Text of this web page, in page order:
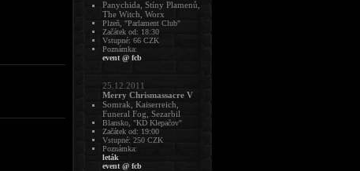
Panychida, Stíny Plamenů,
The Witch, Worx
Plzeň, "Parlament Club"
Začátek od: 18:30
Vstupné: 66 CZK
Poznámka:
event @ fcb
25.12.2011
Merry Chrismassacre V
Somrak, Kaiserreich,
Funeral Fog, Sezarbil
Blansko, "KD Klepačov"
Začátek od: 19:00
Vstupné: 250 CZK
Poznámka:
leták
event @ fcb